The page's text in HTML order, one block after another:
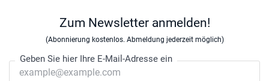
Zum Newsletter anmelden!
(Abonnierung kostenlos. Abmeldung jederzeit möglich)
Geben Sie hier Ihre E-Mail-Adresse ein